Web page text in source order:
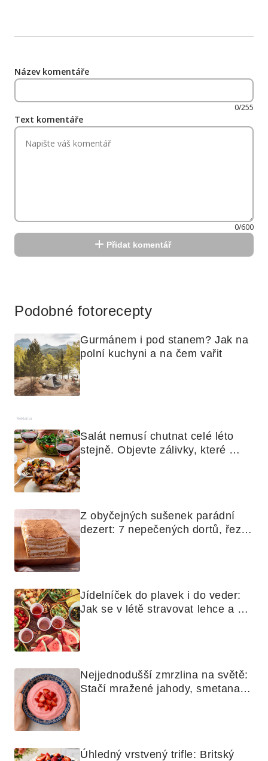
Název komentáře
0/255
Text komentáře
0/600
Přidat komentář
Podobné fotorecepty
Gurmánem i pod stanem? Jak na
polní kuchyni a na čem vařit
Reklama
Salát nemusí chutnat celé léto
stejně. Objevte zálivky, které
Z obyčejných sušenek parádní
dezert: 7 nepečených dortů, řezů
Jídelníček do plavek i do veder:
Jak se v létě stravovat lehce a
Nejjednodušší zmrzlina na světě:
Stačí mražené jahody, smetana a
Úhledný vrstvený trifle: Britský